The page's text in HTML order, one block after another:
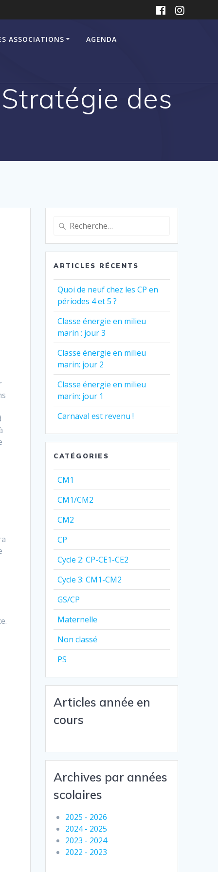
ASSOCIATIONS AGENDA
des
Recherche
pour
:
ARTICLES RÉCENTS
Quoi de neuf chez les CP en
périodes 4 et 5 ?
Classe énergie en milieu
marin : jour 3
Classe énergie en milieu
marin: jour 2
Classe énergie en milieu
marin: jour 1
Carnaval est revenu !
CATÉGORIES
CM1
CM1/CM2
CM2
CP
Cycle 2: CP-CE1-CE2
Cycle 3: CM1-CM2
GS/CP
Maternelle
Non classé
PS
Articles année en
cours
Archives par années
scolaires
2025 - 2026
2024 - 2025
2023 - 2024
2022 - 2023